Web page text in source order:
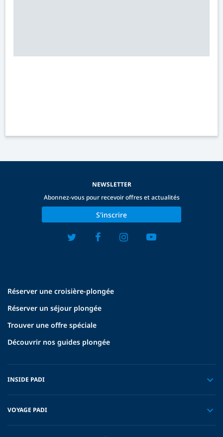
Réserver une croisière-plongée
Réserver un séjour plongée
Trouver une offre spéciale
Découvrir nos guides plongée
INSIDE PADI
VOYAGE PADI
NEWSLETTER
Abonnez-vous pour recevoir offres et actualités
S'inscrire